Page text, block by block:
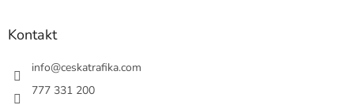
Kontakt
info@ceskatrafika.com
777 331 200